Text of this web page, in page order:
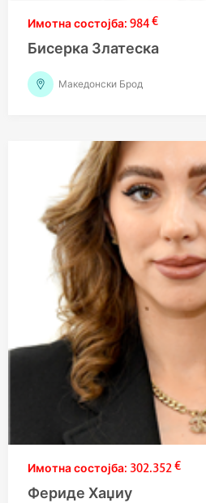
984€
Бисерка Златеска
Македонски Брод
302.352€
Фериде Хаџиу